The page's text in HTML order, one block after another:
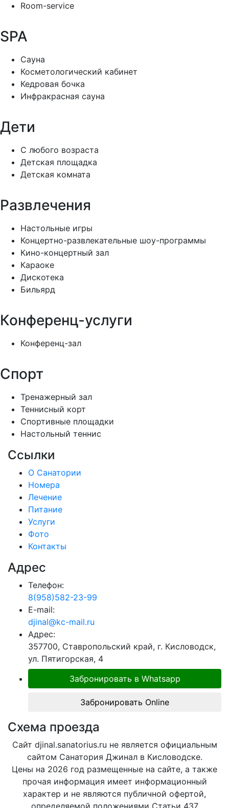
Room-service
SPA
Сауна
Косметологический кабинет
Кедровая бочка
Инфракрасная сауна
Дети
С любого возраста
Детская площадка
Детская комната
Развлечения
Настольные игры
Концертно-развлекательные шоу-программы
Кино-концертный зал
Караоке
Дискотека
Бильярд
Конференц-услуги
Конференц-зал
Спорт
Тренажерный зал
Теннисный корт
Спортивные площадки
Настольный теннис
Ссылки
О Санатории
Номера
Лечение
Питание
Услуги
Фото
Контакты
Адрес
Телефон:
8(958)582-23-99
E-mail:
djinal@kc-mail.ru
Адрес:
357700, Ставропольский край, г. Кисловодск,
ул. Пятигорская, 4
Забронировать в Whatsapp
Забронировать Online
Схема проезда
Сайт djinal.sanatorius.ru не является официальным
сайтом Санатория Джинал в Кисловодске.
Цены на 2026 год размещенные на сайте, а также
прочая информация имеет информационный
характер и не являются публичной офертой,
определяемой положениями Статьи 437